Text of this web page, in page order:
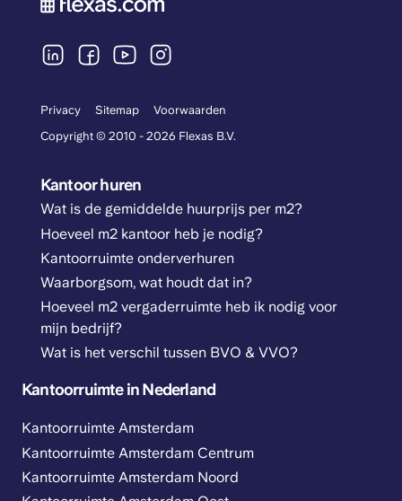
Privacy Sitemap
Voorwaarden
Copyright © 2010 - 2026 Flexas B.V.
Kantoor huren
Wat is de gemiddelde huurprijs per m2?
Hoeveel m2 kantoor heb je nodig?
Kantoorruimte onderverhuren
Waarborgsom, wat houdt dat in?
Hoeveel m2 vergaderruimte heb ik nodig voor
mijn bedrijf?
Wat is het verschil tussen BVO & VVO?
Kantoorruimte in Nederland
Kantoorruimte Amsterdam
Kantoorruimte Amsterdam Centrum
Kantoorruimte Amsterdam Noord